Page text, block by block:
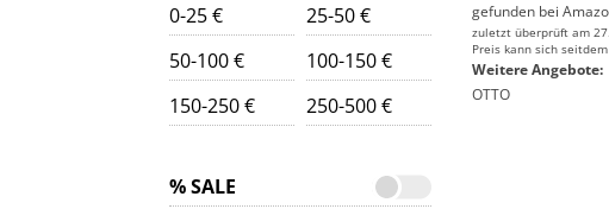
0-25 €
25-50 €
50-100 €
100-150 €
150-250 €
250-500 €
% SALE
gefunden bei
zuletzt überprüft am
Preis kann sich
Weitere Angebote:
OTTO